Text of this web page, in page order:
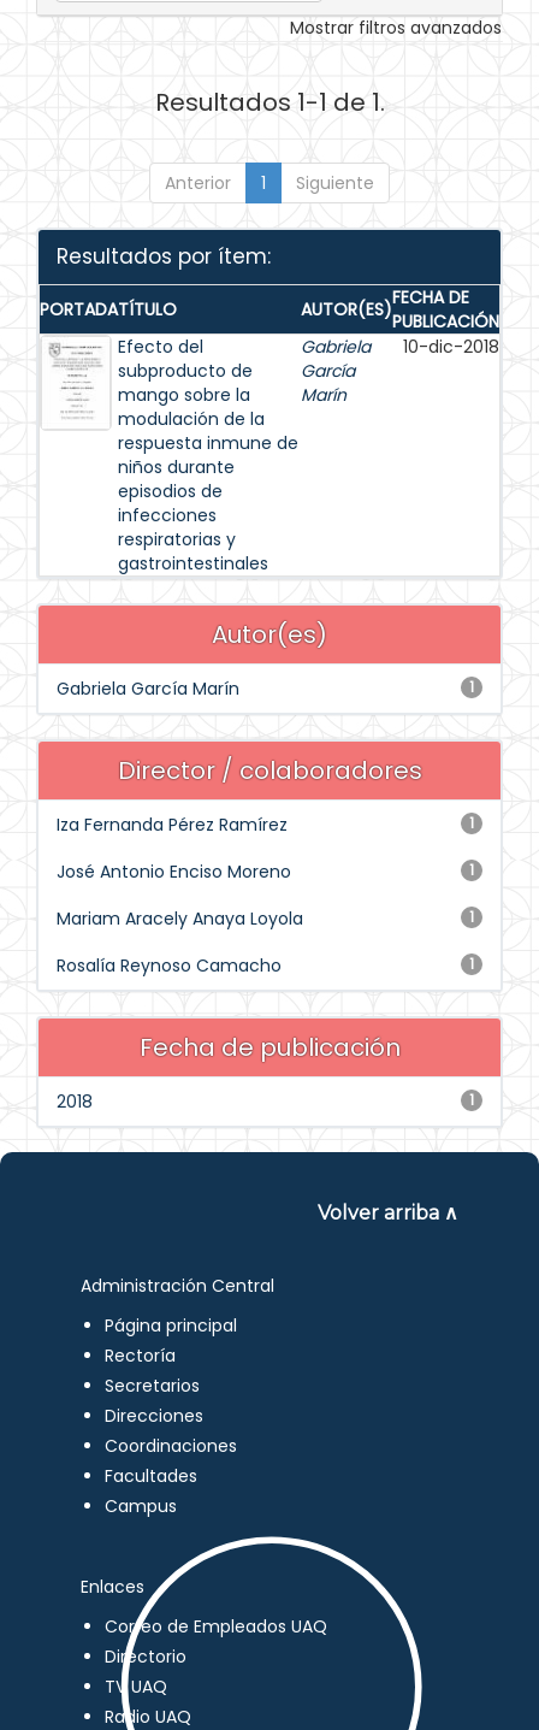
Mostrar filtros avanzados
Resultados 1-1 de 1.
Anterior 1 Siguiente
Resultados por ítem:
PORTADATÍTULO AUTOR(ES)FECHA DE
PUBLICACIÓN
Efecto del
subproducto de
mango sobre la
modulación de la
respuesta inmune de
niños durante
episodios de
infecciones
respiratorias y
gastrointestinales
Gabriela
García
Marín
10-dic-2018
Autor(es)
1
Gabriela García Marín
Director / colaboradores
1
Iza Fernanda Pérez Ramírez
1
José Antonio Enciso Moreno
1
Mariam Aracely Anaya Loyola
1
Rosalía Reynoso Camacho
Fecha de publicación
1
2018
Volver arriba ∧
Administración Central
Página principal
Rectoría
Secretarios
Direcciones
Coordinaciones
Facultades
Campus
Enlaces
Correo de Empleados UAQ
Directorio
TV UAQ
Radio UAQ